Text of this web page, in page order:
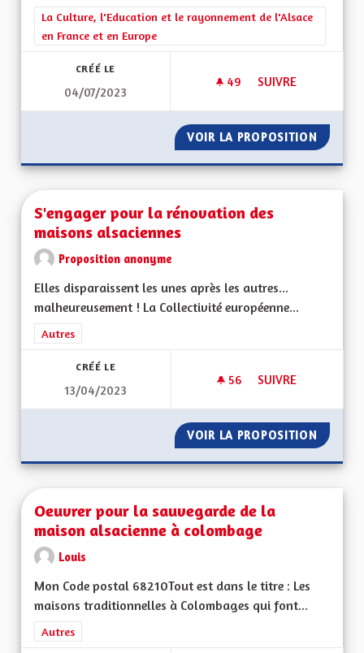
Filtrer les résultats de la catégorie : La Culture, l'Education et
La Culture, l'Education et le rayonnement de l'Alsace
en France et en Europe
CRÉÉ LE
04/07/2023
49 49 ABONNÉS
SUIVRE
VOIR LA PROPOSITION POUR
S'engager pour la rénovation des
maisons alsaciennes
Proposition anonyme
Elles disparaissent les unes après les autres...
malheureusement ! La Collectivité européenne...
Filtrer les résultats de la catégorie : Autres
Autres
CRÉÉ LE
13/04/2023
56 56 ABONNÉS
SUIVRE
VOIR LA PROPOSITION
Oeuvrer pour la sauvegarde de la
maison alsacienne à colombage
Louis
Mon Code postal 68210Tout est dans le titre : Les
maisons traditionnelles à Colombages qui font...
Filtrer les résultats de la catégorie : Autres
Autres